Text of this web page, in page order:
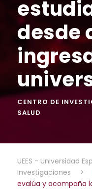
desde
CENTRO DE
SALUD
UEES - Universidad
Investigaciones
>
evalúa y acompaña